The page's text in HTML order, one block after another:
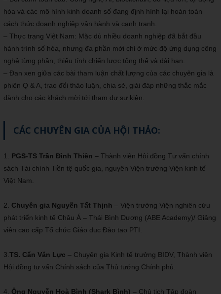
hóa và các mô hình kinh doanh số đang định hình lại hoàn toàn
cách thức doanh nghiệp vận hành và cạnh tranh.
– Thực trạng Việt Nam: Mặc dù nhiều doanh nghiệp đã bắt đầu
hành trình số hóa, nhưng đa phần mới chỉ ở mức độ ứng dụng công
nghệ từng phần, thiếu tính chiến lược tổng thể và dài hạn.
– Đan xen giữa các bài tham luận chất lượng của các chuyên gia là
phiên Q & A, trao đổi thảo luận, chia sẻ, giải đáp những thắc mắc
dành cho các khách mời tới tham dự sự kiện.
CÁC CHUYÊN GIA CỦA HỘI THẢO:
1. PGS-TS Trần Đình Thiên – Thành viên Hội đồng Tư vấn chính
sách Tài chính Tiền tệ quốc gia, nguyên Viện trưởng Viện kinh tế
Việt Nam.
2. Chuyên gia Nguyễn Tất Thịnh – Viện trưởng Viện nghiên cứu
phát triển kinh tế Châu Á – Thái Bình Dương (ABE Academy)/ Giảng
viên cao cấp Tổ chức Giáo dục Đào tạo PTI.
3.TS. Cấn Văn Lực– Chuyên gia Kinh tế trưởng BIDV, Thành viên
Hội đồng tư vấn Chính sách của Thủ tướng Chính phủ.
4. Ông Nguyễn Hoà Bình (Shark Bình)– Chủ tịch Tập đoàn